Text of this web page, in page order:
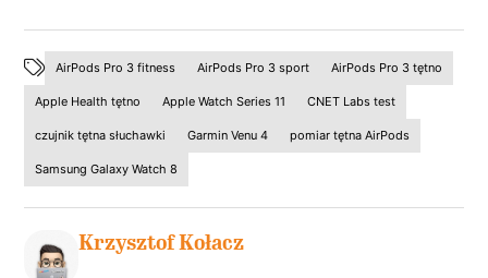
AirPods Pro 3 fitness AirPods Pro 3 sport AirPods Pro 3 tętno
Apple Health tętno Apple Watch Series 11 CNET Labs test
czujnik tętna słuchawki Garmin Venu 4 pomiar tętna AirPods
Samsung Galaxy Watch 8
Krzysztof Kołacz